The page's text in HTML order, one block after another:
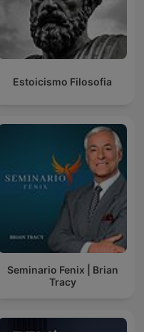
Estoicismo Filosofia
Seminario Fenix | Brian
Tracy